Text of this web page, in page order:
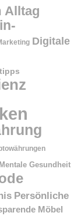
Alltag
Digitale
Mentale Gesundheit
Persönliche
Möbel